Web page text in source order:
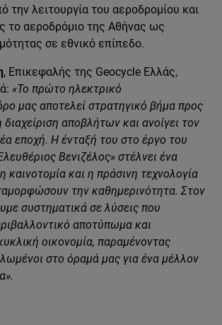
την λειτουργία του αεροδρομίου και
το αεροδρόμιο της Αθήνας ως
σε εθνικό επίπεδο.
, Επικεφαλής της Geocycle Ελλάς,
«Το πρώτο ηλεκτρικό
μας αποτελεί στρατηγικό βήμα προς
διαχείριση αποβλήτων και ανοίγει τον
εποχή. Η ένταξή του στο έργο του
Βενιζέλος» στέλνει ένα
καινοτομία και η πράσινη τεχνολογία
την καθημερινότητα. Στον
συστηματικά σε λύσεις που
αποτύπωμα και
οικονομία, παραμένοντας
στο όραμά μας για ένα μέλλον
».